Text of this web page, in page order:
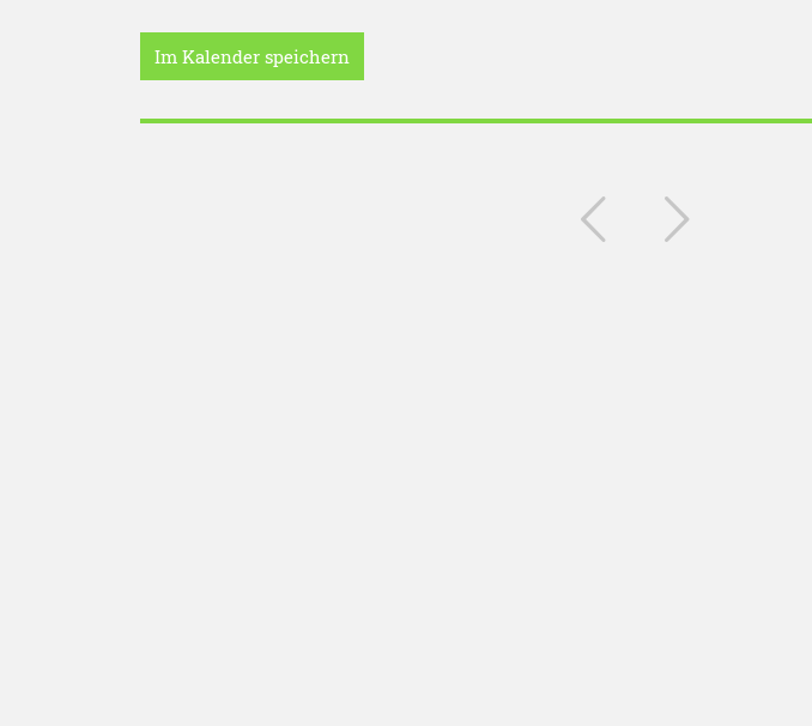
Im Kalender speichern